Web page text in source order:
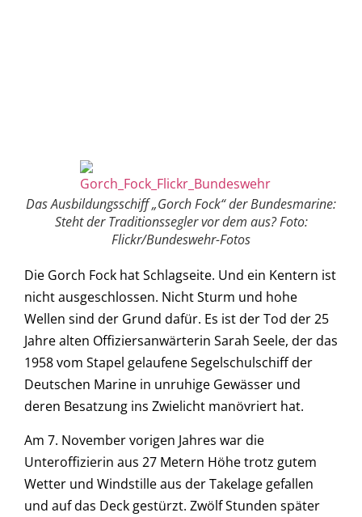
Das Ausbildungsschiff „Gorch Fock“ der Bundesmarine:
Steht der Traditionssegler vor dem aus? Foto:
Flickr/Bundeswehr-Fotos
Die Gorch Fock hat Schlagseite. Und ein Kentern ist
nicht ausgeschlossen. Nicht Sturm und hohe
Wellen sind der Grund dafür. Es ist der Tod der 25
Jahre alten Offiziersanwärterin Sarah Seele, der das
1958 vom Stapel gelaufene Segelschulschiff der
Deutschen Marine in unruhige Gewässer und
deren Besatzung ins Zwielicht manövriert hat.
Am 7. November vorigen Jahres war die
Unteroffizierin aus 27 Metern Höhe trotz gutem
Wetter und Windstille aus der Takelage gefallen
und auf das Deck gestürzt. Zwölf Stunden später